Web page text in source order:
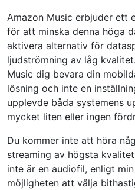
Amazon Music erbjuder ett
för att minska denna höga
aktivera alternativ för
ljudströmning av låg
Music dig bevara din
lösning och inte en
upplevde båda systemens
mycket liten eller ingen
Du kommer inte att höra
streaming av högsta
inte är en audiofil, enligt
möjligheten att välja